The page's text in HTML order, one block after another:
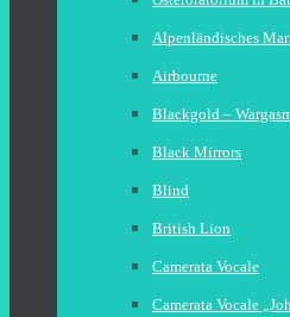
Alpenländisches
Airbourne
Blackgold –
Black Mirrors
Blind
British Lion
Camerata Vocale
Camerata Vocale